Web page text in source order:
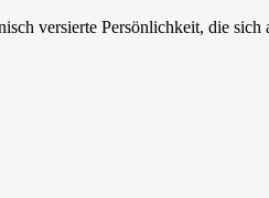
versierte Persönlichkeit, die sich